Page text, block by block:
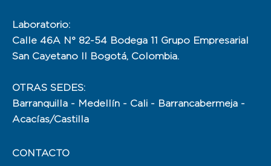
Laboratorio:
Calle 46A N° 82-54 Bodega 11 Grupo Empresarial
San Cayetano II Bogotá, Colombia.
OTRAS SEDES:
Barranquilla - Medellín - Cali - Barrancabermeja -
Acacías/Castilla
CONTACTO